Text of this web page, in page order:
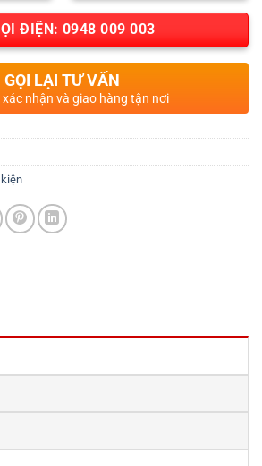
ĐIỆN: 0948 009 003
GỌI LẠI TƯ VẤN
xác nhận và giao hàng tận nơi